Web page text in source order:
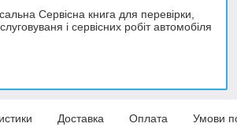
Сервісна книга для перевірки,
і сервісних робіт автомобіля
Доставка Оплата Умови